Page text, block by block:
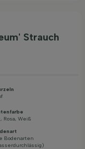
Strauch
Rosa, Weiß
Bodenarten